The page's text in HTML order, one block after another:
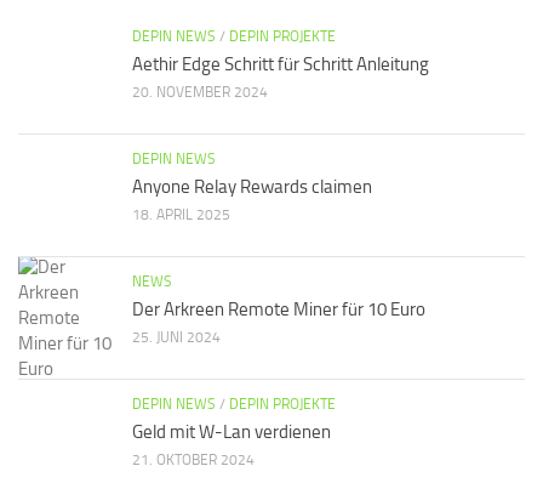
DEPIN NEWS / DEPIN PROJEKTE
Aethir Edge Schritt für Schritt Anleitung
20. NOVEMBER 2024
DEPIN NEWS
Anyone Relay Rewards claimen
18. APRIL 2025
NEWS
Der Arkreen Remote Miner für 10 Euro
25. JUNI 2024
DEPIN NEWS / DEPIN PROJEKTE
Geld mit W-Lan verdienen
21. OKTOBER 2024